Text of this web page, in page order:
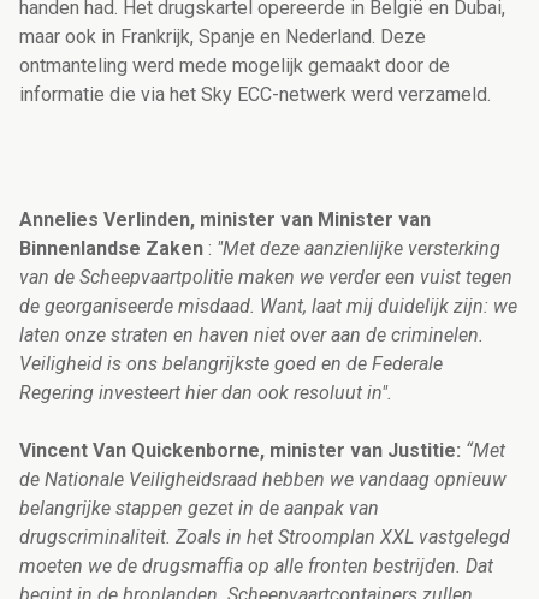
handen had. Het drugskartel opereerde in België en Dubai,
maar ook in Frankrijk, Spanje en Nederland. Deze
ontmanteling werd mede mogelijk gemaakt door de
informatie die via het Sky ECC-netwerk werd verzameld.
Annelies Verlinden, minister van Minister van
Binnenlandse Zaken : "Met deze aanzienlijke versterking
van de Scheepvaartpolitie maken we verder een vuist tegen
de georganiseerde misdaad. Want, laat mij duidelijk zijn: we
laten onze straten en haven niet over aan de criminelen.
Veiligheid is ons belangrijkste goed en de Federale
Regering investeert hier dan ook resoluut in".
Vincent Van Quickenborne, minister van Justitie: “Met
de Nationale Veiligheidsraad hebben we vandaag opnieuw
belangrijke stappen gezet in de aanpak van
drugscriminaliteit. Zoals in het Stroomplan XXL vastgelegd
moeten we de drugsmaffia op alle fronten bestrijden. Dat